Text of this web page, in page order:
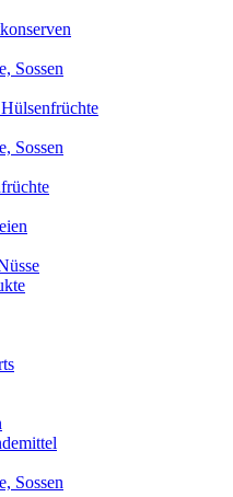
Sossen
Sossen
Sossen